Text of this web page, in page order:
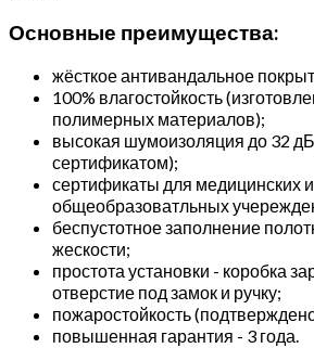
Основные преимущества:
жёсткое антивандальное
100% влагостойкость
полимерных материалов);
высокая шумоизоляция до 32
сертификатом);
сертификаты для медицинских и
общеобразоватльных
беспустотное заполнение
жескости;
простота установки - коробка
отверстие под замок и ручку;
пожаростойкость
повышенная гарантия - 3 года.